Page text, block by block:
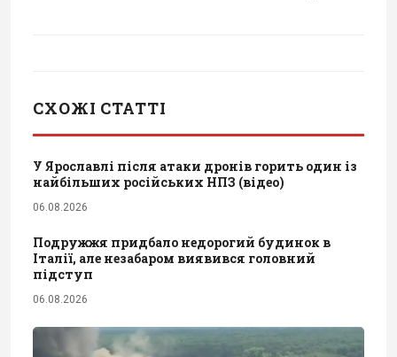
СХОЖІ СТАТТІ
У Ярославлі після атаки дронів горить один із
найбільших російських НПЗ (відео)
06.08.2026
Подружжя придбало недорогий будинок в
Італії, але незабаром виявився головний
підступ
06.08.2026